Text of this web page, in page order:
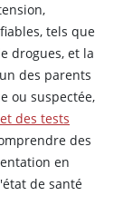
tels que
drogues, et la
des parents
ou suspectée,
des tests
des
en
de santé